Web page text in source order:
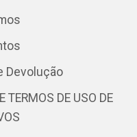
Devolução
TERMOS DE USO DE